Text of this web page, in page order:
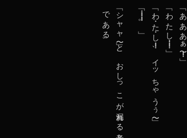
「あああぁ〜・・・・・」
「わたし・・・・・・・」
「わ・た・し・・・・・、イッちゃうぅ〜」
「・・・・・・・・・。」
。